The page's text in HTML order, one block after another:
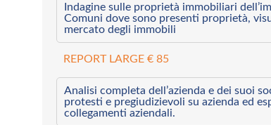
Indagine sulle proprietà immobiliari
Comuni dove sono presenti proprietà,
mercato degli immobili
REPORT LARGE € 85
Analisi completa dell’azienda e dei suoi
protesti e pregiudizievoli su azienda ed
collegamenti aziendali.